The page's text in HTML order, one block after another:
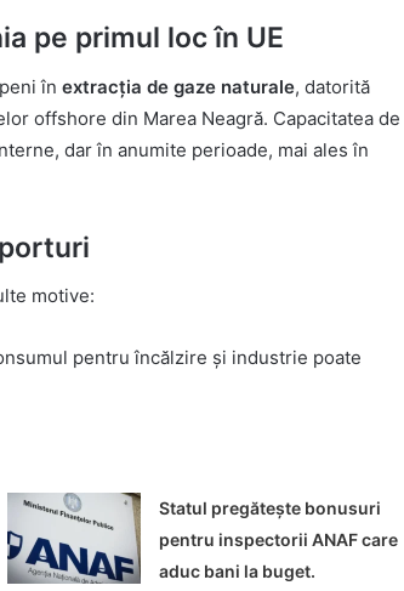
pe primul loc în UE
în extracția de gaze naturale, datorită
offshore din Marea Neagră. Capacitatea de
dar în anumite perioade, mai ales în
motive:
pentru încălzire și industrie poate
Statul pregătește bonusuri
pentru inspectorii ANAF care
aduc bani la buget.